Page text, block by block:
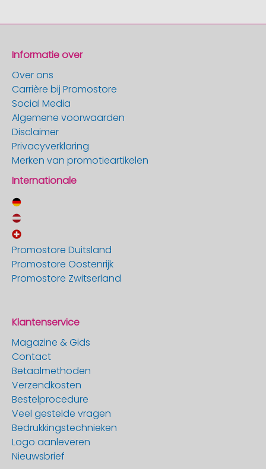
Informatie over
Over ons
Carrière bij Promostore
Social Media
Algemene voorwaarden
Disclaimer
Privacyverklaring
Merken van promotieartikelen
Internationale
Promostore Duitsland
Promostore Oostenrijk
Promostore Zwitserland
Klantenservice
Magazine & Gids
Contact
Betaalmethoden
Verzendkosten
Bestelprocedure
Veel gestelde vragen
Bedrukkingstechnieken
Logo aanleveren
Nieuwsbrief